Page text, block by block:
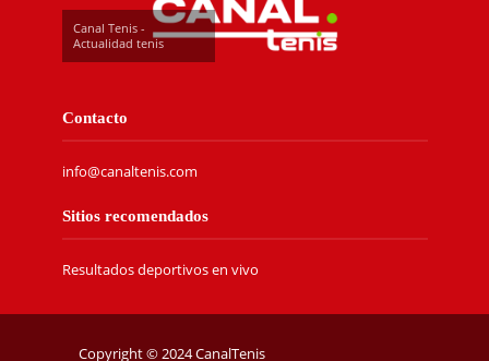
Canal Tenis -
Actualidad tenis
Contacto
info@canaltenis.com
Sitios recomendados
Resultados deportivos en vivo
Copyright © 2024 CanalTenis